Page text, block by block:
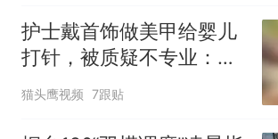
护士戴首饰做美甲给婴儿
打针，被质疑不专业：针
头完全扎入胳膊
猫头鹰视频 7跟贴